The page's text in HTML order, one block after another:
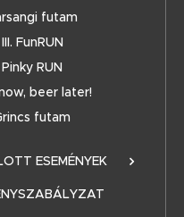
futam
III. FunRUN
Pinky RUN
beer later!
futam
ESEMÉNYEK